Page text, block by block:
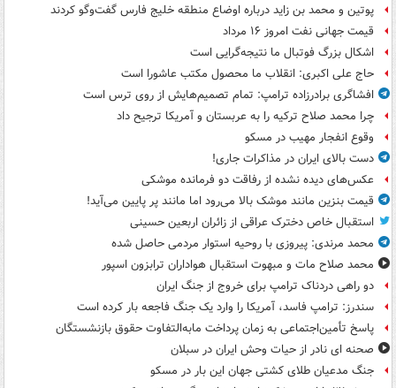
پوتین و محمد بن زاید درباره اوضاع منطقه خلیج فارس گفت‌وگو کردند
قیمت جهانی نفت امروز ۱۶ مرداد
اشکال بزرگ فوتبال ما نتیجه‌گرایی است
حاج علی اکبری: انقلاب ما محصول مکتب عاشورا است
افشاگری برادرزاده ترامپ: تمام تصمیم‌هایش از روی ترس است
چرا محمد صلاح ترکیه را به عربستان و آمریکا ترجیح داد
وقوع انفجار مهیب در مسکو
دست بالای ایران در مذاکرات جاری!
عکس‌های دیده نشده از رفاقت دو فرمانده‌ موشکی
قیمت بنزین مانند موشک بالا می‌رود اما مانند پر پایین می‌آید!
استقبال خاص دخترک عراقی از زائران اربعین حسینی
محمد مرندی: پیروزی با روحیه استوار مردمی حاصل شده
محمد صلاح مات و مبهوت استقبال هواداران ترابزون اسپور
دو راهی دردناک ترامپ برای خروج از جنگ ایران
سندرز: ترامپ فاسد، آمریکا را وارد یک جنگ فاجعه بار کرده است
پاسخ تأمین‌اجتماعی به زمان پرداخت مابه‌التفاوت حقوق بازنشستگان
صحنه ای نادر از حیات وحش ایران در سبلان
جنگ مدعیان طلای کشتی جهان این بار در مسکو